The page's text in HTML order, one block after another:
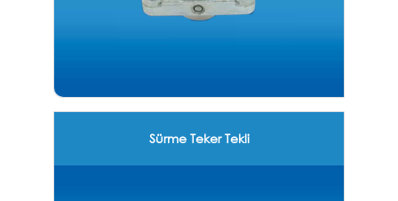
Sürme Teker Tekli